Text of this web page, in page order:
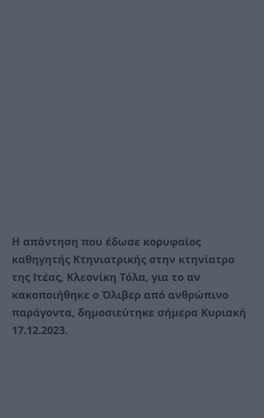
Η απάντηση που έδωσε κορυφαίος
καθηγητής Κτηνιατρικής στην κτηνίατρο
της Ιτέας, Κλεονίκη Τόλα, για το αν
κακοποιήθηκε ο Όλιβερ από ανθρώπινο
παράγοντα, δημοσιεύτηκε σήμερα Κυριακή
17.12.2023.